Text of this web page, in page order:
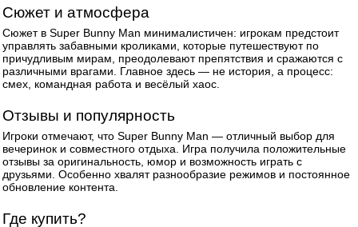
Сюжет и атмосфера
Сюжет в Super Bunny Man минималистичен: игрокам предстоит
управлять забавными кроликами, которые путешествуют по
причудливым мирам, преодолевают препятствия и сражаются с
различными врагами. Главное здесь — не история, а процесс:
смех, командная работа и весёлый хаос.
Отзывы и популярность
Игроки отмечают, что Super Bunny Man — отличный выбор для
вечеринок и совместного отдыха. Игра получила положительные
отзывы за оригинальность, юмор и возможность играть с
друзьями. Особенно хвалят разнообразие режимов и постоянное
обновление контента.
Где купить?